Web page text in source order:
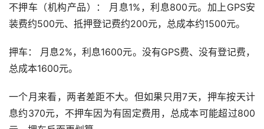
不押车（机构产品）： 月息1%，利息800元。加上GPS安
装费约500元、抵押登记费约200元，总成本约1500元。
押车： 月息2%，利息1600元。没有GPS费、没有登记费，
总成本1600元。
一个月来看，两者差距不大。但如果只用7天，押车按天计
息约370元，不押车因为有固定费用，总成本可能超过800